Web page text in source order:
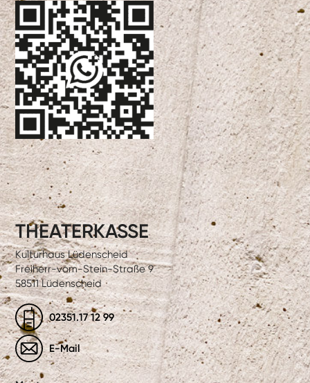
THEATERKASSE
Kulturhaus Lüdenscheid
Freiherr-vom-Stein-Straße 9
58511 Lüdenscheid
02351.17 12 99
E-Mail